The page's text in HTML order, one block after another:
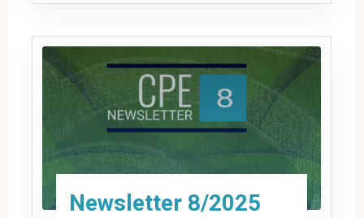
9/2025"
Newsletter 8/2025